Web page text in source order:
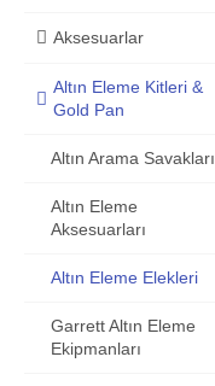
Aksesuarlar
Altın Eleme Kitleri &
Gold Pan
Altın Arama Savakları
Altın Eleme
Aksesuarları
Altın Eleme Elekleri
Garrett Altın Eleme
Ekipmanları